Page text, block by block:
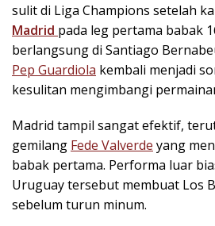
sulit di Liga Champions setelah
Madrid pada leg pertama babak
berlangsung di Santiago
Pep Guardiola kembali menjadi
kesulitan mengimbangi
Madrid tampil sangat efektif,
gemilang Fede Valverde yang
babak pertama. Performa luar
Uruguay tersebut membuat Los
sebelum turun minum.